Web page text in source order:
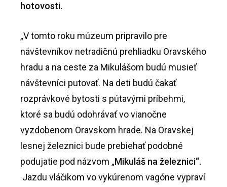
hotovosti.
„V tomto roku múzeum pripravilo pre
návštevníkov netradičnú prehliadku Oravského
hradu a na ceste za Mikulášom budú musieť
návštevníci putovať. Na deti budú čakať
rozprávkové bytosti s pútavými príbehmi,
ktoré sa budú odohrávať vo vianočne
vyzdobenom Oravskom hrade. Na Oravskej
lesnej železnici bude prebiehať podobné
podujatie pod názvom „Mikuláš na železnici“.
Jazdu vláčikom vo vykúrenom vagóne vypraví